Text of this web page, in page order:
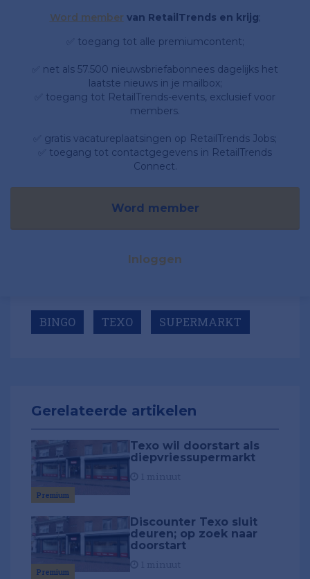
Word member van RetailTrends en krijg;
✅ toegang tot alle premiumcontent;
✅ net als 57.500 nieuwsbriefabonnees dagelijks het
laatste nieuws in je mailbox;
✅ toegang tot RetailTrends-events, exclusief voor
members.
✅ gratis vacatureplaatsingen op RetailTrends Jobs;
✅ toegang tot contactgegevens in RetailTrends
Connect.
Word member
Inloggen
BINGO TEXO SUPERMARKT
Gerelateerde artikelen
Premium
Texo wil doorstart als
diepvriessupermarkt
Premium
Discounter Texo sluit
deuren; op zoek naar
doorstart